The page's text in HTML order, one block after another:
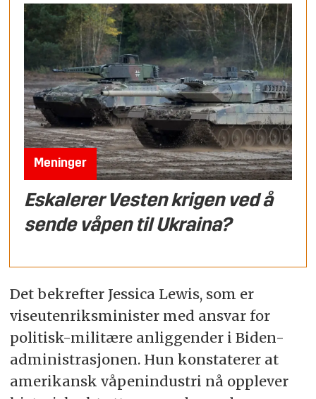
Meninger
Eskalerer Vesten krigen ved å
sende våpen til Ukraina?
Det bekrefter Jessica Lewis, som er
viseutenriksminister med ansvar for
politisk-militære anliggender i Biden-
administrasjonen. Hun konstaterer at
amerikansk våpenindustri nå opplever